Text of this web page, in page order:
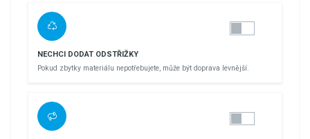
NECHCI DODAT ODSTŘIŽKY
Pokud zbytky materiálu nepotřebujete, může být doprava levnější.